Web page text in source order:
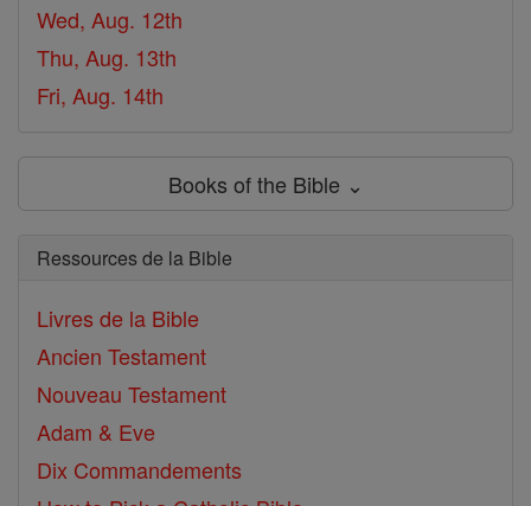
Wed, Aug. 12th
Thu, Aug. 13th
Fri, Aug. 14th
Books of the Bible ⌄
Ressources de la Bible
Livres de la Bible
Ancien Testament
Nouveau Testament
Adam & Eve
Dix Commandements